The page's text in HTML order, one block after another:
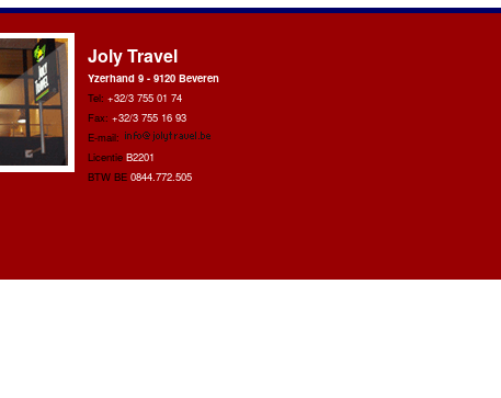
Joly Travel
Yzerhand 9 - 9120 Beveren
Tel: +32/3 755 01 74
Fax: +32/3 755 16 93
E-mail:
Licentie B2201
BTW BE 0844.772.505